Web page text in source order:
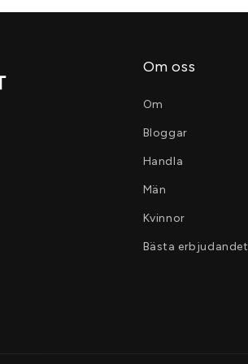
Om oss
Om
Bloggar
Handla
Män
Kvinnor
Bästa erbjudandet